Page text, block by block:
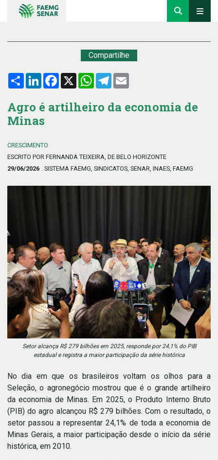
Compartilhe
Compartilhar
LinkedInFacebook
X WhatsApp
Telegram
Agro é artilheiro da economia de
Minas
CRESCIMENTO
ESCRITO POR FERNANDA TEIXEIRA, DE BELO HORIZONTE
29/06/2026 . SISTEMA FAEMG, SINDICATOS, SENAR, INAES, FAEMG
Setor alcança R$ 279 bilhões em 2025, responde por 24,1% do PIB
estadual e registra a maior participação da série histórica
No dia em que os brasileiros voltam os olhos para a
Seleção, o agronegócio mostrou que é o grande artilheiro
da economia de Minas. Em 2025, o Produto Interno Bruto
(PIB) do agro alcançou R$ 279 bilhões. Com o resultado, o
setor passou a representar 24,1% de toda a economia de
Minas Gerais, a maior participação desde o início da série
histórica, em 2010.